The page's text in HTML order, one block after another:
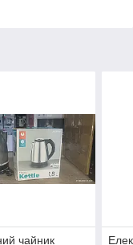
чайник